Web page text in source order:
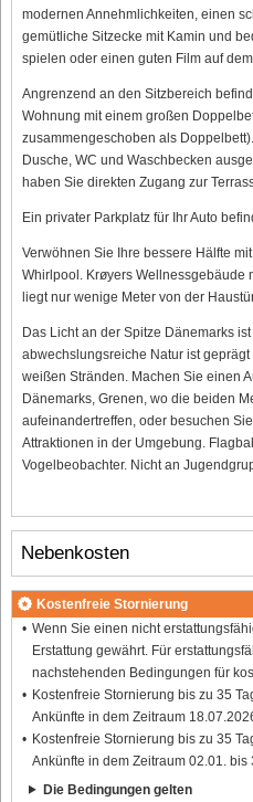
modernen Annehmlichkeiten, einen
gemütliche Sitzecke mit Kamin und
spielen oder einen guten Film auf
Angrenzend an den Sitzbereich
Wohnung mit einem großen
zusammengeschoben als
Dusche, WC und Waschbecken
haben Sie direkten Zugang zur
Ein privater Parkplatz für Ihr Auto
Verwöhnen Sie Ihre bessere Hälfte
Whirlpool. Krøyers Wellnessgebäude
liegt nur wenige Meter von der
Das Licht an der Spitze Dänemarks
abwechslungsreiche Natur ist
weißen Stränden. Machen Sie einen
Dänemarks, Grenen, wo die beiden
aufeinandertreffen, oder besuchen
Attraktionen in der Umgebung.
Vogelbeobachter. Nicht an
Nebenkosten
Kostenfreie Stornierung
Wenn Sie einen nicht
Erstattung gewährt. Für
nachstehenden Bedingungen für
Kostenfreie Stornierung bis zu 35
Ankünfte in dem Zeitraum
Kostenfreie Stornierung bis zu 35
Ankünfte in dem Zeitraum 02.01. bis
Die Bedingungen gelten